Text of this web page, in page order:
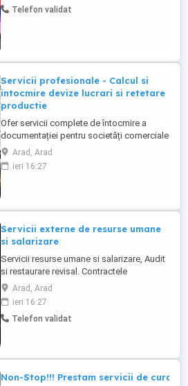
Telefon validat
Servicii profesionale - Calcul si
intocmire devize lucrari si retetare
productie
Ofer servicii complete de întocmire a
documentației pentru societăți comerciale
din diverse domenii de activitate. Servicii
oferite: Calcul si intocmire devize de
lucrări (construcții, instalații, amenajări
cofetării; pizzerii; rotiserii; restaurante;
unități ...
Arad, Arad
ieri 16:27
Servicii externe de resurse umane
si salarizare
Servicii resurse umane si salarizare, Audit
si restaurare revisal. Contractele
individuale de munca Redactarea
contractelor de munca. Recomandari
privind clauzele contractuale. Intocmirea
actelor aditionale privind modificarile
suspendare ...
Arad, Arad
ieri 16:27
Telefon validat
Non-Stop!!! Prestam servicii de